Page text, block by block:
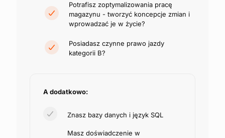
Potrafisz zoptymalizowania pracę
magazynu - tworzyć koncepcje zmian i
wprowadzać je w życie?
Posiadasz czynne prawo jazdy
kategorii B?
A dodatkowo:
Znasz bazy danych i język SQL
Masz doświadczenie w